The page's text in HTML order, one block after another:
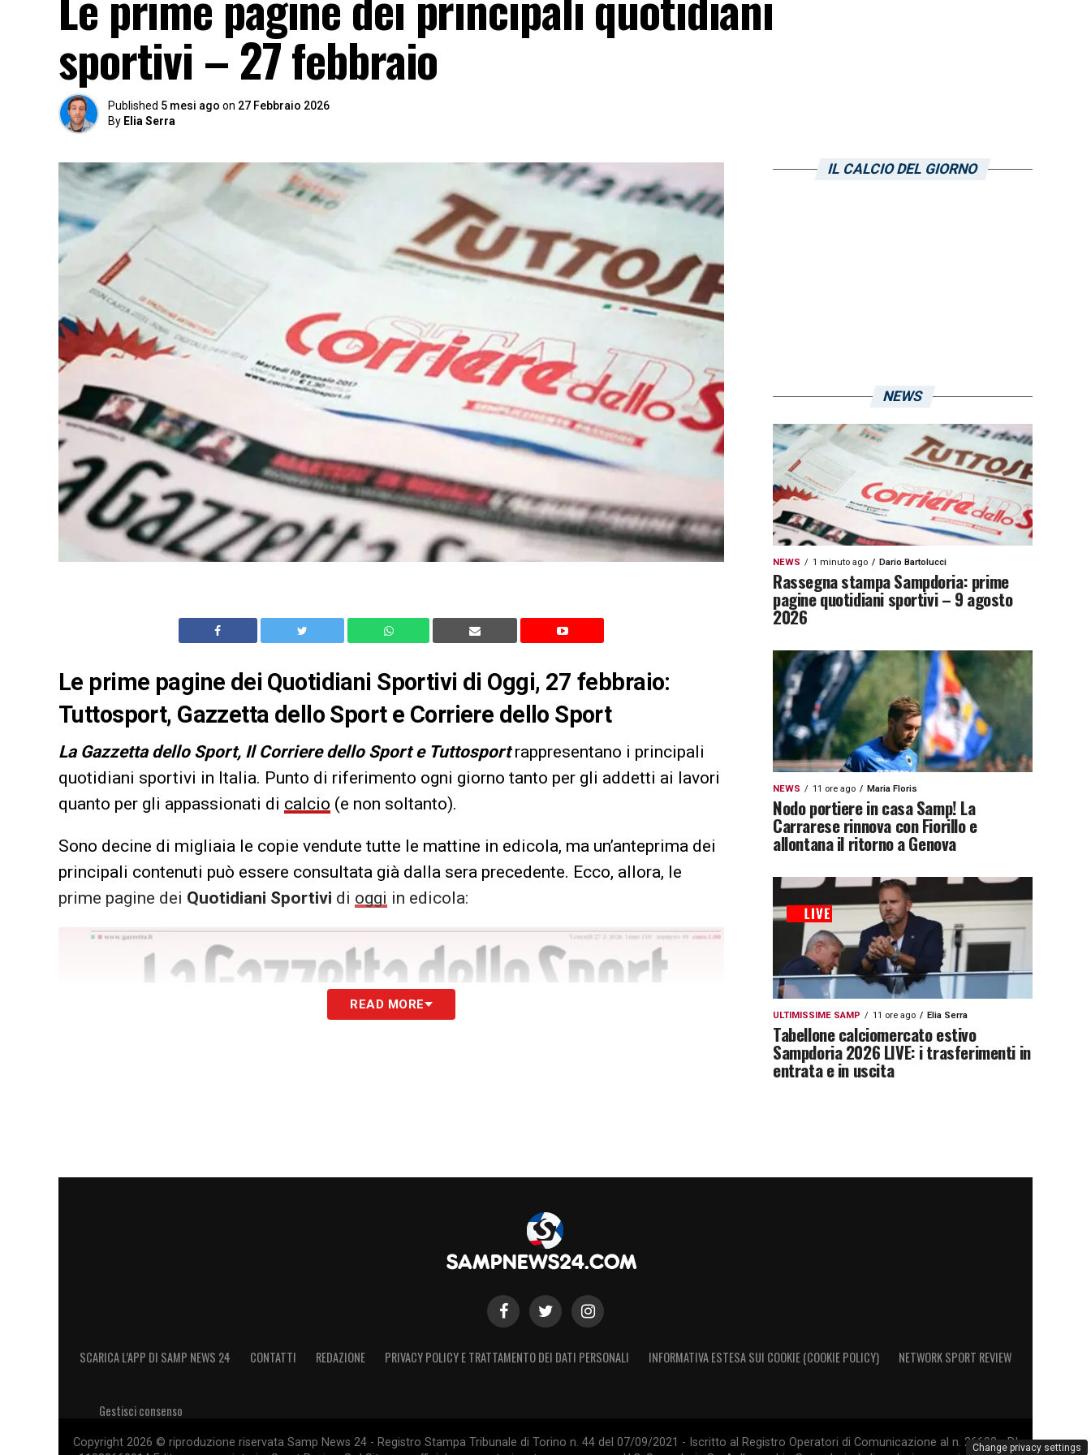
sportivi – 27 febbraio
Published 5 mesi ago on 27 Febbraio 2026
By Elia Serra
Le prime pagine dei Quotidiani Sportivi di Oggi, 27 febbraio:
Tuttosport, Gazzetta dello Sport e Corriere dello Sport
La Gazzetta dello Sport, Il Corriere dello Sport e Tuttosportrappresentano i principali
quotidiani sportivi in Italia. Punto di riferimento ogni giorno tanto per gli addetti ai lavori
quanto per gli appassionati di calcio (e non soltanto).
Sono decine di migliaia le copie vendute tutte le mattine in edicola, ma un’anteprima dei
principali contenuti può essere consultata già dalla sera precedente. Ecco, allora, le
prime pagine dei Quotidiani Sportivi di oggi in edicola:
READ MORE
IL CALCIO DEL GIORNO
NEWS
NEWS 1 minuto ago Dario Bartolucci
Rassegna stampa Sampdoria: prime
pagine quotidiani sportivi – 9 agosto
2026
NEWS 11 ore ago Maria Floris
Nodo portiere in casa Samp! La
Carrarese rinnova con Fiorillo e
allontana il ritorno a Genova
ULTIMISSIME SAMP 11 ore ago Elia Serra
Tabellone calciomercato estivo
Sampdoria 2026 LIVE: i trasferimenti in
entrata e in uscita
SCARICA L’APP DI SAMP NEWS 24 CONTATTI REDAZIONE PRIVACY POLICY E TRATTAMENTO DEI DATI PERSONALI INFORMATIVA ESTESA SUI COOKIE (COOKIE POLICY) NETWORK SPORT REVIEW
Gestisci consenso
Copyright 2026 © riproduzione riservata Samp News 24 - Registro Stampa Tribunale di Torino n. 44 del 07/09/2021 - Iscritto al Registro Operatori di Comunicazione al n. 26692 - PIChange privacy settings